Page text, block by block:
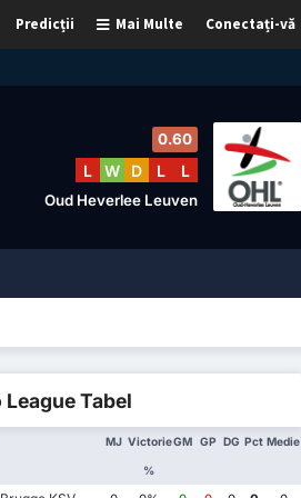
Conectați-vă
Mai Multe
Predicții
0.60
L W D L L
Oud Heverlee Leuven
League Tabel
MJ Victorie
%
GM GP DG Pct Medie